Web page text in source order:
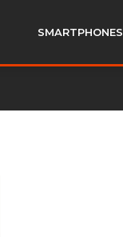
SMARTPHONES